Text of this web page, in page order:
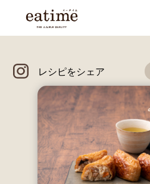
レシピをシェア